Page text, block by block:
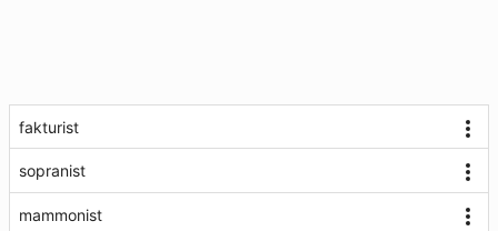
fakturist
sopranist
mammonist